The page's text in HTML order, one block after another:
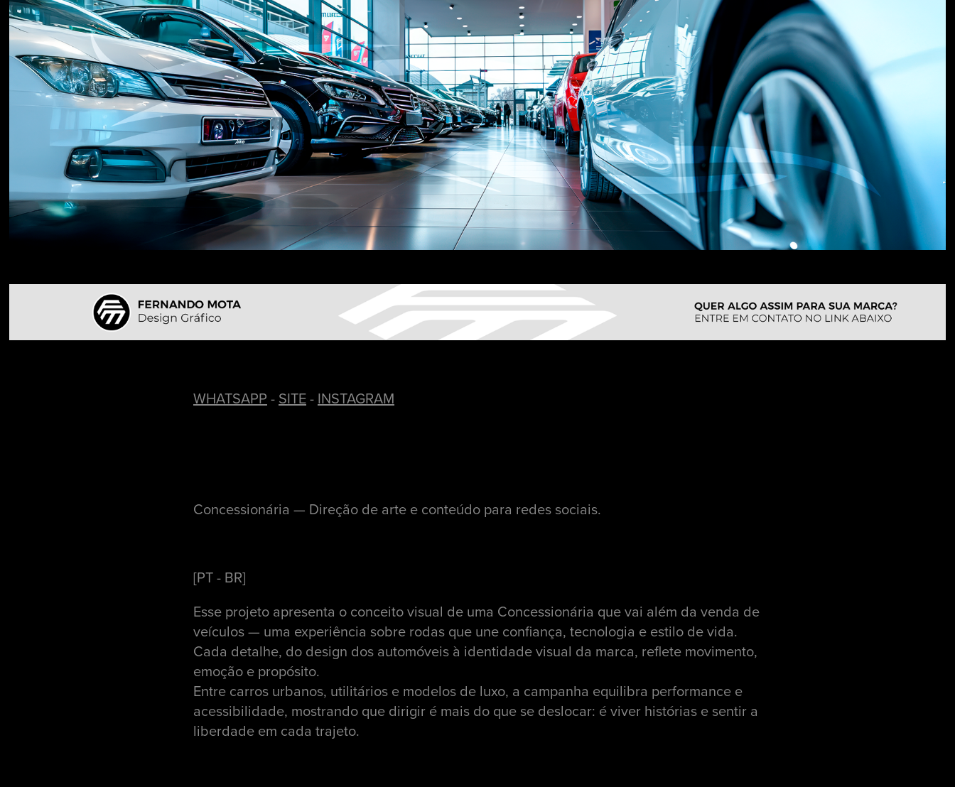
WHATSAPP - SITE- INSTAGRAM
Concessionária — Direção de arte e conteúdo para redes sociais.
[PT - BR]
Esse projeto apresenta o conceito visual de uma Concessionária que vai além da venda de
veículos — uma experiência sobre rodas que une confiança, tecnologia e estilo de vida.
Cada detalhe, do design dos automóveis à identidade visual da marca, reflete movimento,
emoção e propósito.
Entre carros urbanos, utilitários e modelos de luxo, a campanha equilibra performance e
acessibilidade, mostrando que dirigir é mais do que se deslocar: é viver histórias e sentir a
liberdade em cada trajeto.